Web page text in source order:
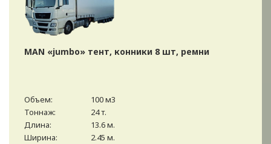
MAN «jumbo» тент, конники 8 шт, ремни
Объем:
100 м3
Тоннаж:
24 т.
Длина:
13.6 м.
Ширина:
2.45 м.